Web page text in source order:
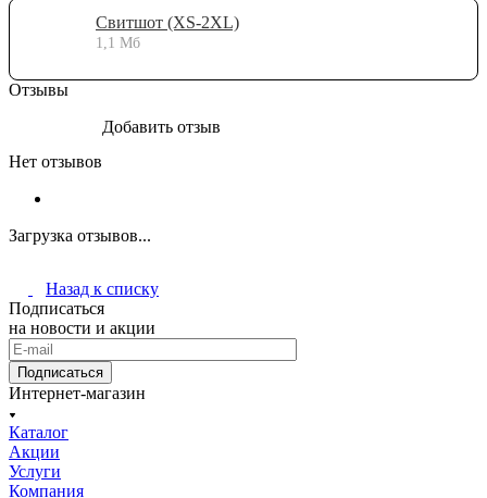
Свитшот (XS-2XL)
1,1 Мб
Отзывы
Загрузка отзывов...
Нет отзывов
Добавить отзыв
Назад к списку
Подписаться
на новости и акции
Подписаться
Интернет-магазин
Каталог
Акции
Услуги
Компания